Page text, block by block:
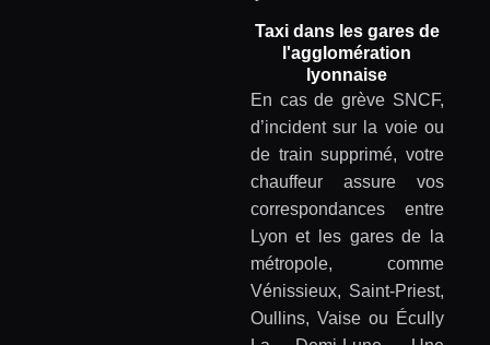
Taxi dans les gares de
l'agglomération
lyonnaise
En cas de grève SNCF,
d’incident sur la voie ou
de train supprimé, votre
chauffeur assure vos
correspondances entre
Lyon et les gares de la
métropole, comme
Vénissieux, Saint-Priest,
Oullins, Vaise ou Écully